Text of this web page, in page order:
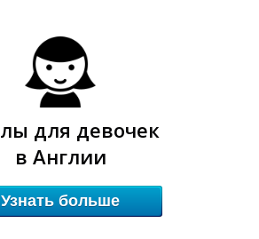
для девочек
в Англии
Узнать больше